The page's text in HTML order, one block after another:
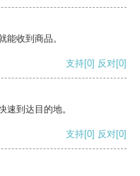
能收到商品。
支持[0] 反对[0]
速到达目的地。
支持[0] 反对[0]